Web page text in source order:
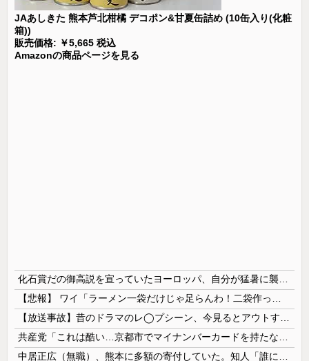
JAあしきた 熊本芦北柑橘 デコポン&甘夏缶詰め (10缶入り(化粧
箱))
販売価格: ￥5,665 税込
Amazonの商品ページを見る